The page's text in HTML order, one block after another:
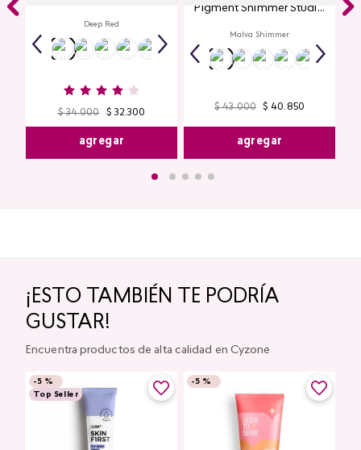
Deep Red
$ 34.000 $ 32.300
agregar
Pigment Shimmer Studio
Malva Shimmer
$ 43.000 $ 40. 850
agregar
¡ESTO TAMBIÉN TE PODRÍA
GUSTAR!
Encuentra productos de alta calidad en Cyzone
-5 %
Top Seller
-5 %